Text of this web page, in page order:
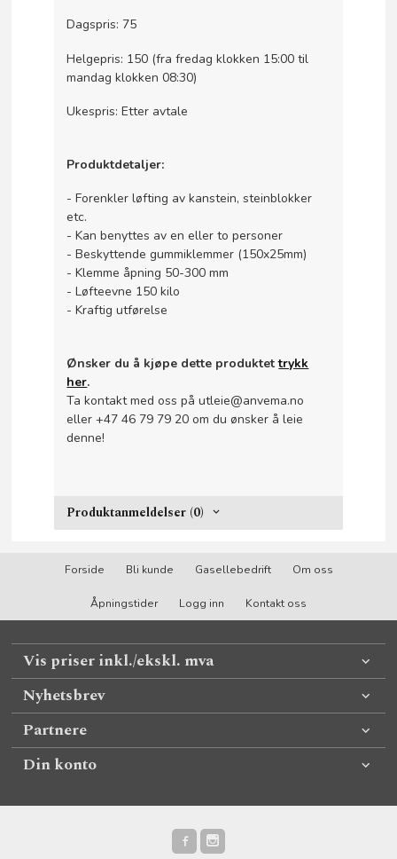
Dagspris: 75
Helgepris: 150 (fra fredag klokken 15:00 til
mandag klokken 08:30)
Ukespris: Etter avtale
Produktdetaljer:
- Forenkler løfting av kanstein, steinblokker
etc.
- Kan benyttes av en eller to personer
- Beskyttende gummiklemmer (150x25mm)
- Klemme åpning 50-300 mm
- Løfteevne 150 kilo
- Kraftig utførelse
Ønsker du å kjøpe dette produktettrykk
her.
Ta kontakt med oss på utleie@anvema.no
eller +47 46 79 79 20 om du ønsker å leie
denne!
Produktanmeldelser (0)
Forside Bli kunde Gasellebedrift Om oss
Åpningstider Logg inn Kontakt oss
Vis priser inkl./ekskl. mva
Nyhetsbrev
Partnere
Din konto